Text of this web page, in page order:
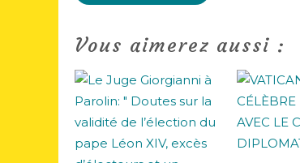
Vous aimerez aussi :